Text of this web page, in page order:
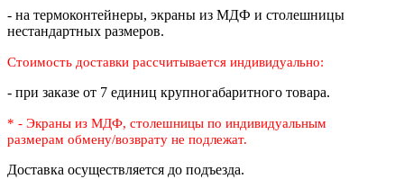
- на термоконтейнеры, экраны из МДФ и столешницы
нестандартных размеров.
Стоимость доставки рассчитывается индивидуально:
- при заказе от 7 единиц крупногабаритного товара.
* - Экраны из МДФ, столешницы по индивидуальным
размерам обмену/возврату не подлежат.
Доставка осуществляется до подъезда.